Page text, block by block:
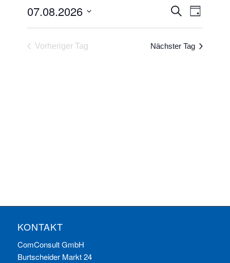
2026
Suche
und
SucheTag
07.08.2026
Datum
Vorheriger Tag Nächster Tag
KONTAKT
ComConsult GmbH
Burtscheider Markt 24